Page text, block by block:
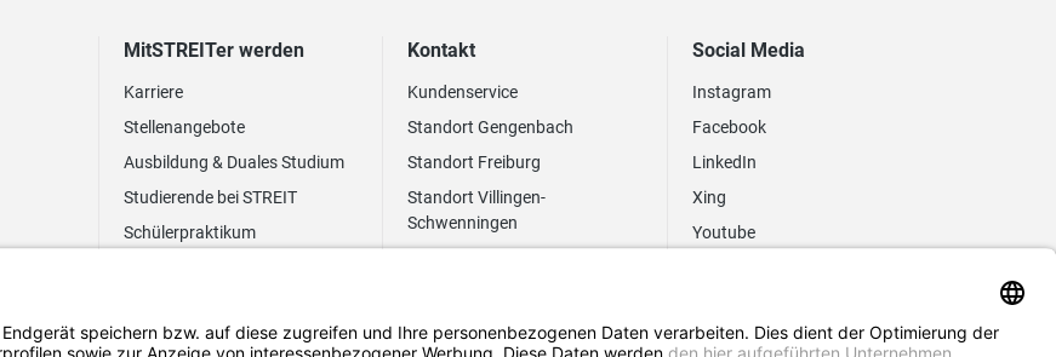
MitSTREITer werden
Karriere
Stellenangebote
Ausbildung & Duales Studium
Studierende bei STREIT
Schülerpraktikum
Kontakt
Kundenservice
Standort Gengenbach
Standort Freiburg
Standort Villingen-
Schwenningen
Social Media
Instagram
Facebook
LinkedIn
Xing
Youtube